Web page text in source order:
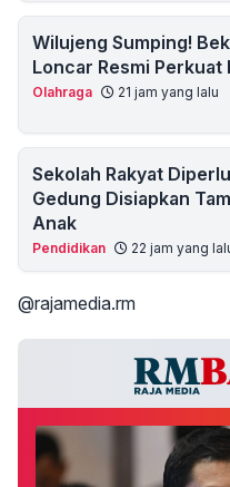
Wilujeng Sumping!
Loncar Resmi Perkuat
Olahraga 21 jam yang lalu
Sekolah Rakyat
Gedung Disiapkan
Anak
Pendidikan 22 jam yang
@rajamedia.rm